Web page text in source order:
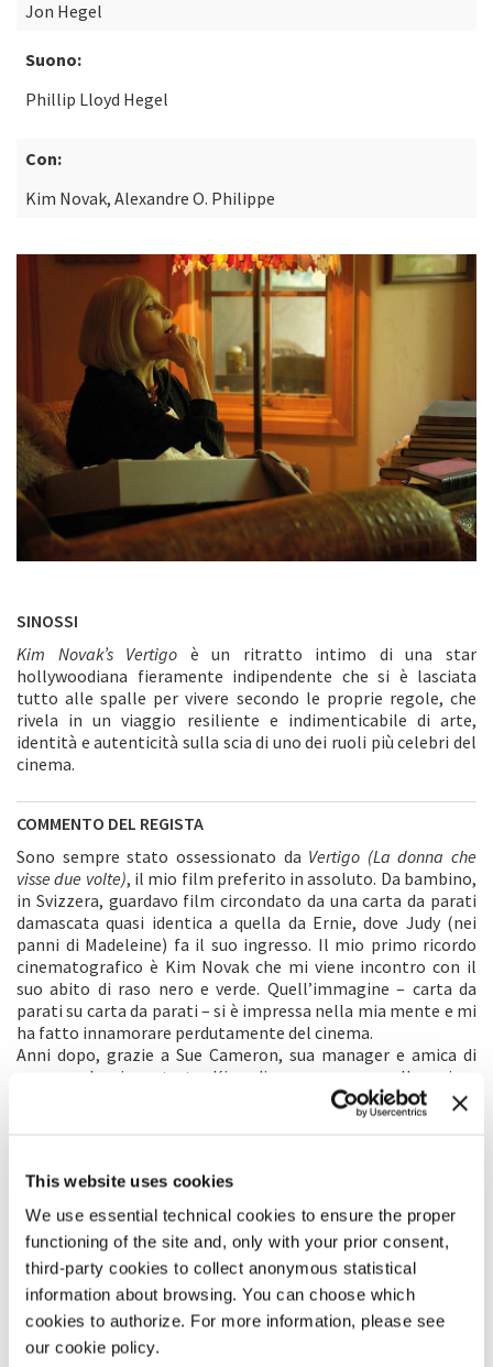
This website uses cookies
We use essential technical cookies to ensure the proper
functioning of the site and, only with your prior consent,
third-party cookies to collect anonymous statistical
information about browsing. You can choose which
cookies to authorize. For more information, please see
our cookie policy.
Jon Hegel
Suono:
Phillip Lloyd Hegel
Con:
Kim Novak, Alexandre O. Philippe
SINOSSI
Kim Novak’s Vertigo è un ritratto intimo di una star
hollywoodiana fieramente indipendente che si è lasciata
tutto alle spalle per vivere secondo le proprie regole, che
rivela in un viaggio resiliente e indimenticabile di arte,
identità e autenticità sulla scia di uno dei ruoli più celebri del
cinema.
COMMENTO DEL REGISTA
Sono sempre stato ossessionato da Vertigo (La donna che
visse due volte), il mio film preferito in assoluto. Da bambino,
in Svizzera, guardavo film circondato da una carta da parati
damascata quasi identica a quella da Ernie, dove Judy (nei
panni di Madeleine) fa il suo ingresso. Il mio primo ricordo
cinematografico è Kim Novak che mi viene incontro con il
suo abito di raso nero e verde. Quell’immagine – carta da
parati su carta da parati – si è impressa nella mia mente e mi
ha fatto innamorare perdutamente del cinema.
Anni dopo, grazie a Sue Cameron, sua manager e amica di
sempre, ho incontrato Kim di persona, e quella prima
ossessione ha assunto un’importanza nuova. Due settimane
dopo, abbiamo iniziato le riprese. Questo film parla di una
che visse due volte). Ben lontano da un documentario
convenzionale (e molto diverso dai miei precedenti ritratti di
Friedkin e Shatner),
Kim Novak’s Vertigo
è un’opera
profondamente personale – una séance cinematografica in
cui aleggia lo spirito di Hitchcock. Adottando una struttura a
spirale, si srotola come una foglia di felce – tra passato e
presente, Judy e Madeleine, Kim e “Kim Novak”. Lavorare con
Kim ha significato entrare in uno spazio di radicale onestà. La
sua voce – senza filtri, saggia, divertente, provocatoria – ci